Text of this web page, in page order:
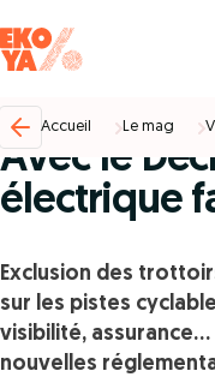
Accueil Le mag
Avec le
électrique
Exclusion des
sur les pistes
visibilité,
nouvelles